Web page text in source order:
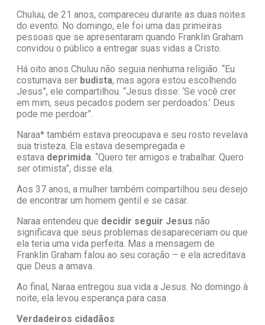
Chuluu, de 21 anos, compareceu durante as duas noites
do evento. No domingo, ele foi uma das primeiras
pessoas que se apresentaram quando Franklin Graham
convidou o público a entregar suas vidas a Cristo.
Há oito anos Chuluu não seguia nenhuma religião. “Eu
costumava ser budista, mas agora estou escolhendo
Jesus”, ele compartilhou. “Jesus disse: ‘Se você crer
em mim, seus pecados podem ser perdoados.’ Deus
pode me perdoar”.
Naraa* também estava preocupava e seu rosto revelava
sua tristeza. Ela estava desempregada e
estava deprimida. “Quero ter amigos e trabalhar. Quero
ser otimista”, disse ela.
Aos 37 anos, a mulher também compartilhou seu desejo
de encontrar um homem gentil e se casar.
Naraa entendeu que decidir seguir Jesus não
significava que seus problemas desapareceriam ou que
ela teria uma vida perfeita. Mas a mensagem de
Franklin Graham falou ao seu coração – e ela acreditava
que Deus a amava.
Ao final, Naraa entregou sua vida a Jesus. No domingo à
noite, ela levou esperança para casa.
Verdadeiros cidadãos